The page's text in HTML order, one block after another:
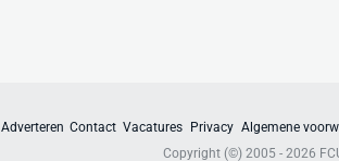
Adverteren Contact Vacatures Privacy Algemene
Copyright (©) 2005 - 2026